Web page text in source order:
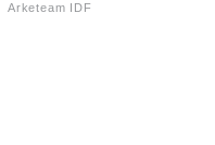
Arketeam IDF